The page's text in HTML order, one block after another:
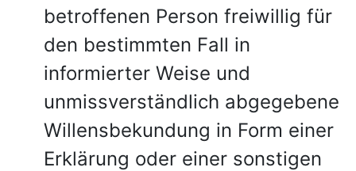
betroffenen Person freiwillig für
den bestimmten Fall in
informierter Weise und
unmissverständlich abgegebene
Willensbekundung in Form einer
Erklärung oder einer sonstigen